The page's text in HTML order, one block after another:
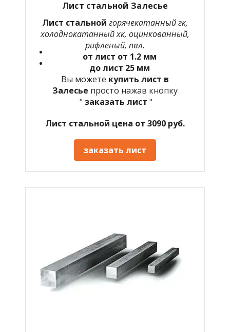
Лист стальной Залесье
Лист стальной горячекатанный гк,
холоднокатанный хк, оцинкованный,
рифленый, пвл.
от лист от 1.2 мм
до лист 25 мм
Вы можете купить лист в
Залесье просто нажав кнопку
" заказать лист "
Лист стальной цена от 3090 руб.
заказать лист